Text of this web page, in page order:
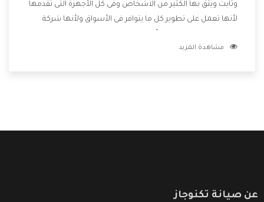
وثابت ويثق بها الكثير من الاشخاص وفى كل الأجهزة التى تقدمها
لأنها تعمل على تطوير كل ما يتوافر فى الأسواق ولأنها شركة
وتقدم للعملاء أقوى العروض والخصومات التى تسهل على
مشاهدة المزيد
عن صيانة تكنوجاز